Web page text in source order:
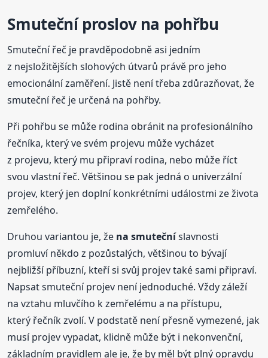
Smuteční proslov na pohřbu
Smuteční řeč je pravděpodobně asi jedním
z nejsložitějších slohových útvarů právě pro jeho
emocionální zaměření. Jistě není třeba zdůrazňovat, že
smuteční řeč je určená na pohřby.
Při pohřbu se může rodina obránit na profesionálního
řečníka, který ve svém projevu může vycházet
z projevu, který mu připraví rodina, nebo může říct
svou vlastní řeč. Většinou se pak jedná o univerzální
projev, který jen doplní konkrétními událostmi ze života
zemřelého.
Druhou variantou je, že na smutečníslavnosti
promluví někdo z pozůstalých, většinou to bývají
nejbližší příbuzní, kteří si svůj projev také sami připraví.
Napsat smuteční projev není jednoduché. Vždy záleží
na vztahu mluvčího k zemřelému a na přístupu,
který řečník zvolí. V podstatě není přesně vymezené, jak
musí projev vypadat, klidně může být i nekonvenční,
základním pravidlem ale je, že by měl být plný opravdu